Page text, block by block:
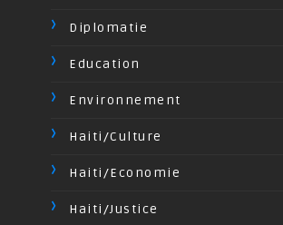
Diplomatie
Education
Environnement
Haiti/Culture
Haiti/Economie
Haiti/Justice